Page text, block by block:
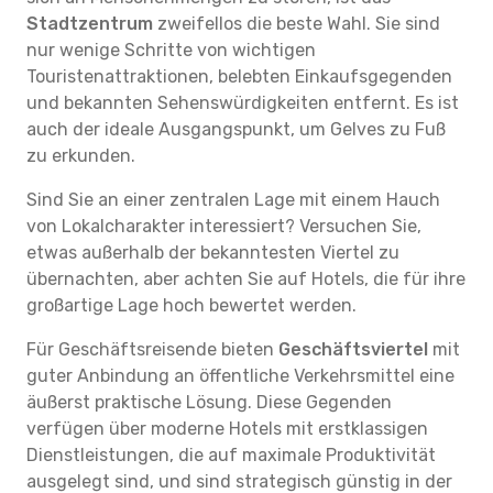
Stadtzentrum zweifellos die beste Wahl. Sie sind
nur wenige Schritte von wichtigen
Touristenattraktionen, belebten Einkaufsgegenden
und bekannten Sehenswürdigkeiten entfernt. Es ist
auch der ideale Ausgangspunkt, um Gelves zu Fuß
zu erkunden.
Sind Sie an einer zentralen Lage mit einem Hauch
von Lokalcharakter interessiert? Versuchen Sie,
etwas außerhalb der bekanntesten Viertel zu
übernachten, aber achten Sie auf Hotels, die für ihre
großartige Lage hoch bewertet werden.
Für Geschäftsreisende bieten Geschäftsviertel mit
guter Anbindung an öffentliche Verkehrsmittel eine
äußerst praktische Lösung. Diese Gegenden
verfügen über moderne Hotels mit erstklassigen
Dienstleistungen, die auf maximale Produktivität
ausgelegt sind, und sind strategisch günstig in der